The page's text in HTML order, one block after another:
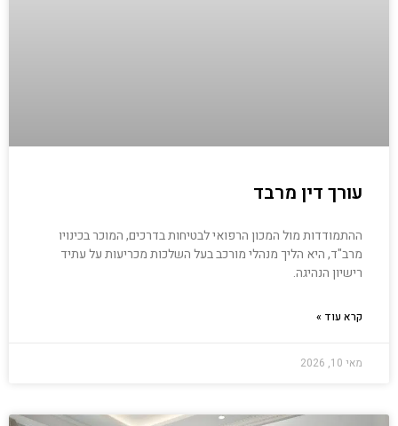
עורך דין מרבד
ההתמודדות מול המכון הרפואי לבטיחות בדרכים, המוכר בכינויו
מרב"ד, היא הליך מנהלי מורכב בעל השלכות מכריעות על עתיד
רישיון הנהיגה.
קרא עוד »
מאי 10, 2026